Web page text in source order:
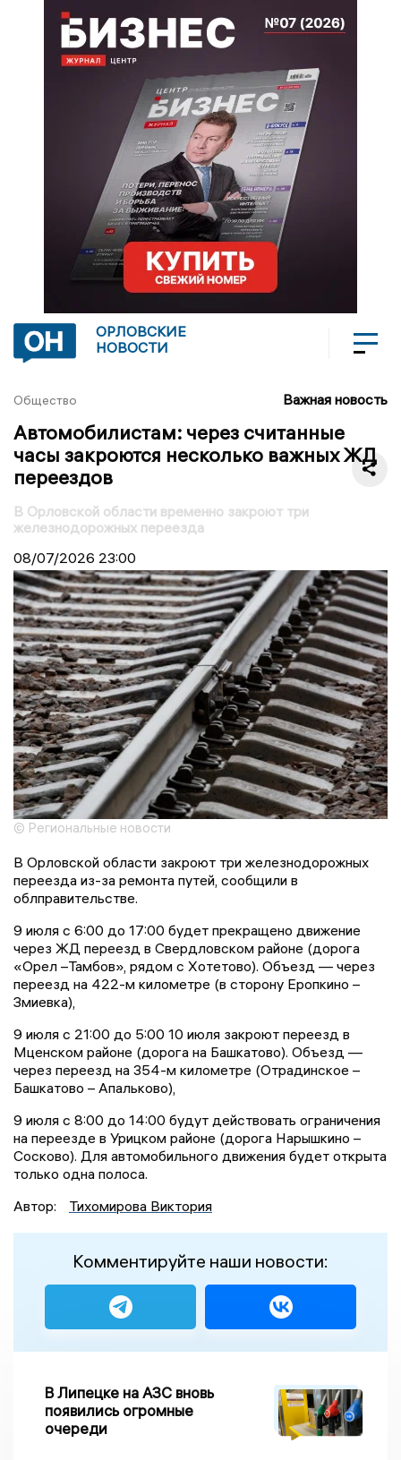
ОРЛОВСКИЕ
НОВОСТИ
Общество Важная новость
Автомобилистам: через считанные
часы закроются несколько важных ЖД
переездов
В Орловской области временно закроют три
железнодорожных переезда
08/07/2026 23:00
© Региональные новости
В Орловской области закроют три железнодорожных
переезда из-за ремонта путей, сообщили в
облправительстве.
9 июля с 6:00 до 17:00 будет прекращено движение
через ЖД переезд в Свердловском районе (дорога
«Орел –Тамбов», рядом с Хотетово). Объезд — через
переезд на 422-м километре (в сторону Еропкино –
Змиевка),
9 июля с 21:00 до 5:00 10 июля закроют переезд в
Мценском районе (дорога на Башкатово). Объезд —
через переезд на 354-м километре (Отрадинское –
Башкатово – Апальково),
9 июля с 8:00 до 14:00 будут действовать ограничения
на переезде в Урицком районе (дорога Нарышкино –
Сосково). Для автомобильного движения будет открыта
только одна полоса.
Автор:
Тихомирова Виктория
Комментируйте наши новости:
В Липецке на АЗС вновь
появились огромные
очереди